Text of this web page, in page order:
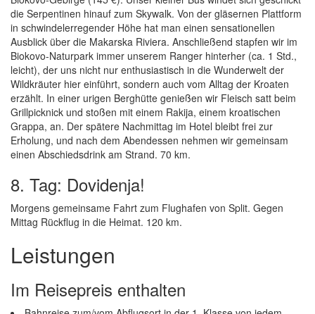
die Serpentinen hinauf zum Skywalk. Von der gläsernen Plattform
in schwindelerregender Höhe hat man einen sensationellen
Ausblick über die Makarska Riviera. Anschließend stapfen wir im
Biokovo-Naturpark immer unserem Ranger hinterher (ca. 1 Std.,
leicht), der uns nicht nur enthusiastisch in die Wunderwelt der
Wildkräuter hier einführt, sondern auch vom Alltag der Kroaten
erzählt. In einer urigen Berghütte genießen wir Fleisch satt beim
Grillpicknick und stoßen mit einem Rakija, einem kroatischen
Grappa, an. Der spätere Nachmittag im Hotel bleibt frei zur
Erholung, und nach dem Abendessen nehmen wir gemeinsam
einen Abschiedsdrink am Strand. 70 km.
8. Tag: Dovidenja!
Morgens gemeinsame Fahrt zum Flughafen von Split. Gegen
Mittag Rückflug in die Heimat. 120 km.
Leistungen
Im Reisepreis enthalten